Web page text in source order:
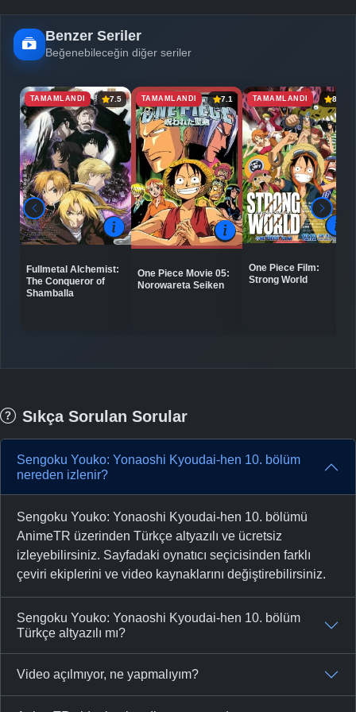
Benzer Seriler
Beğenebileceğin diğer seriler
TAMAMLANDI 7.5
Fullmetal Alchemist:
The Conqueror of
Shamballa
TAMAMLANDI 7.1
One Piece Movie 05:
Norowareta Seiken
TAMAMLANDI 8.0
One Piece Film:
Strong World
Sıkça Sorulan Sorular
Sengoku Youko: Yonaoshi Kyoudai-hen 10. bölüm
nereden izlenir?
Sengoku Youko: Yonaoshi Kyoudai-hen 10. bölümü
AnimeTR üzerinden Türkçe altyazılı ve ücretsiz
izleyebilirsiniz. Sayfadaki oynatıcı seçicisinden farklı
çeviri ekiplerini ve video kaynaklarını değiştirebilirsiniz.
Sengoku Youko: Yonaoshi Kyoudai-hen 10. bölüm
Türkçe altyazılı mı?
Video açılmıyor, ne yapmalıyım?